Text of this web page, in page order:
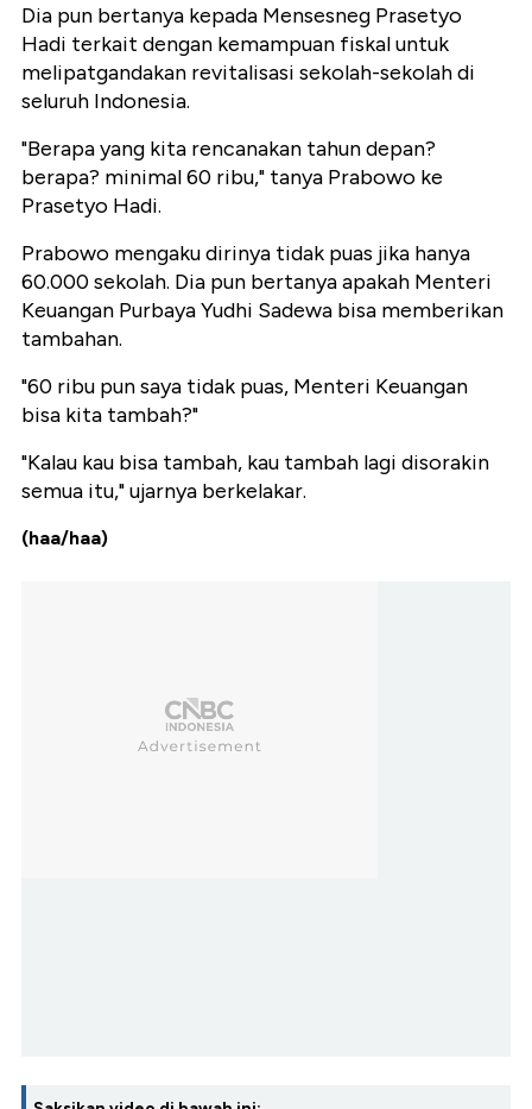
Dia pun bertanya kepada Mensesneg Prasetyo
Hadi terkait dengan kemampuan fiskal untuk
melipatgandakan revitalisasi sekolah-sekolah di
seluruh Indonesia.
"Berapa yang kita rencanakan tahun depan?
berapa? minimal 60 ribu," tanya Prabowo ke
Prasetyo Hadi.
Prabowo mengaku dirinya tidak puas jika hanya
60.000 sekolah. Dia pun bertanya apakah Menteri
Keuangan Purbaya Yudhi Sadewa bisa memberikan
tambahan.
"60 ribu pun saya tidak puas, Menteri Keuangan
bisa kita tambah?"
"Kalau kau bisa tambah, kau tambah lagi disorakin
semua itu," ujarnya berkelakar.
(haa/haa)